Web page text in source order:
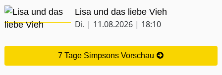
Lisa und das liebe Vieh
Di. | 11.08.2026 | 18:10
7 Tage Simpsons Vorschau